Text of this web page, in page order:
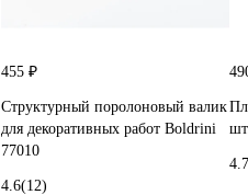
455 ₽
Структурный поролоновый валик
для декоративных работ Boldrini
77010
4.6(12)
4.7